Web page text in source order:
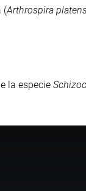
(Arthrospira
la especie